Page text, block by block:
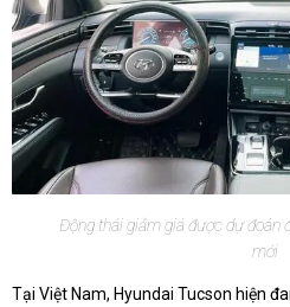
Động thái giảm giá được dự đoán
mới
Tại Việt Nam, Hyundai Tucson hiện